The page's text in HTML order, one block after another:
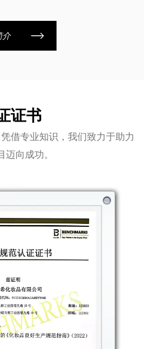
介
证书
借专业知识，我们致力于助力
迈向成功。